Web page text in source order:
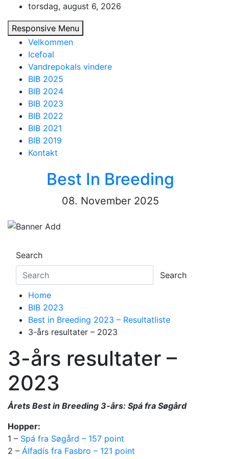
content
torsdag, august 6, 2026
Responsive Menu
Velkommen
Icefoal
Vandrepokals vindere
BIB 2025
BIB 2024
BIB 2023
BIB 2022
BIB 2021
BIB 2019
Kontakt
Best In Breeding
08. November 2025
Search
Search
Home
BIB 2023
Best in Breeding 2023 – Resultatliste
3-års resultater – 2023
3-års resultater –
2023
Årets Best in Breeding 3-års: Spá fra Søgård
Hopper:
1 – Spá fra Søgård – 157 point
2 – Álfadís fra Fasbro – 121 point